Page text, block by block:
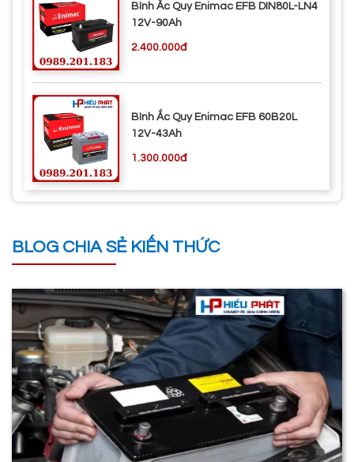
Bình Ắc Quy Enimac EFB DIN80L-LN4
12V-90Ah
2.400.000đ
Bình Ắc Quy Enimac EFB 60B20L
12V-43Ah
1.300.000đ
BLOG CHIA SẺ KIẾN THỨC